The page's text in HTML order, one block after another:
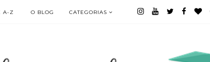
A-Z O BLOG CATEGORIAS